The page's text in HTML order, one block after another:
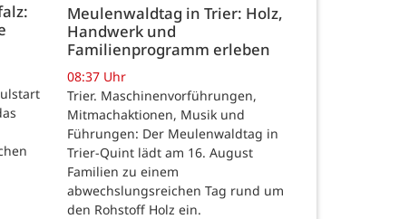
Meulenwaldtag in Trier: Holz,
Handwerk und
Familienprogramm erleben
08:37 Uhr
Trier. Maschinenvorführungen,
Mitmachaktionen, Musik und
Führungen: Der Meulenwaldtag in
Trier-Quint lädt am 16. August
Familien zu einem
abwechslungsreichen Tag rund um
den Rohstoff Holz ein.